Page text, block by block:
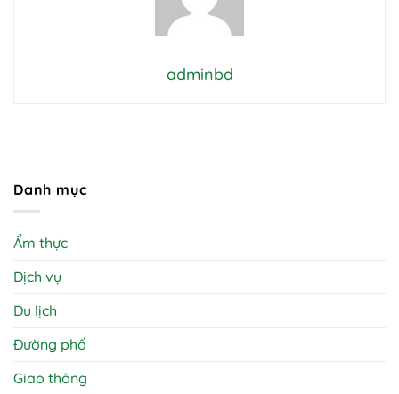
adminbd
Danh mục
Ẩm thực
Dịch vụ
Du lịch
Đường phố
Giao thông